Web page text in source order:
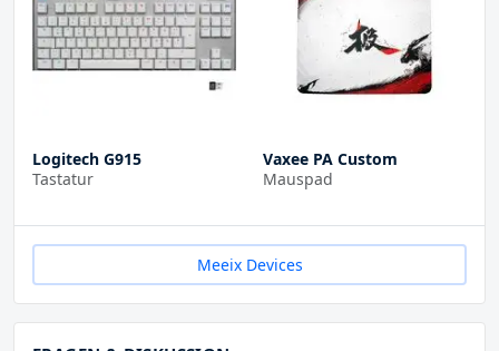
Logitech G915
Tastatur
Vaxee PA Custom
Mauspad
Meeix Devices